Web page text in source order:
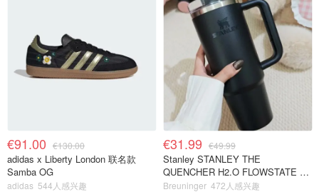
€91.00 €130.00
adidas x Liberty London 联名款
Samba OG
adidas 544人感兴趣
€31.99 €49.99
Stanley STANLEY THE
QUENCHER H2.O FLOWSTATE 保
温杯 1.18L 黑色
Breuninger 472人感兴趣